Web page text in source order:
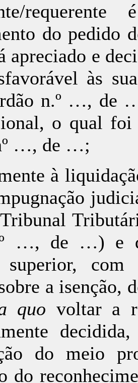
do pedido
apreciado e
às
n.º …, de
o qual foi
…, de …;
à
…, de …) e
superior,
a isenção,
quo voltar a
do meio
do